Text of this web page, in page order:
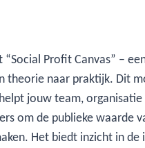
Profit Canvas” –
theorie naar praktijk. Dit
jouw team, organisatie
om de publieke waarde